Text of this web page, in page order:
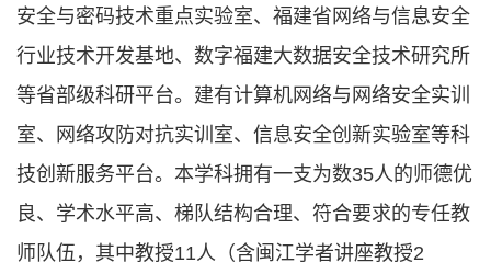
安全与密码技术重点实验室、福建省网络与信息安全
行业技术开发基地、数字福建大数据安全技术研究所
等省部级科研平台。建有计算机网络与网络安全实训
室、网络攻防对抗实训室、信息安全创新实验室等科
技创新服务平台。本学科拥有一支为数35人的师德优
良、学术水平高、梯队结构合理、符合要求的专任教
师队伍，其中教授11人（含闽江学者讲座教授2